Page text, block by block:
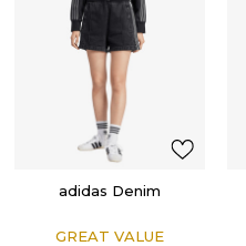
adidas Denim
GREAT VALUE